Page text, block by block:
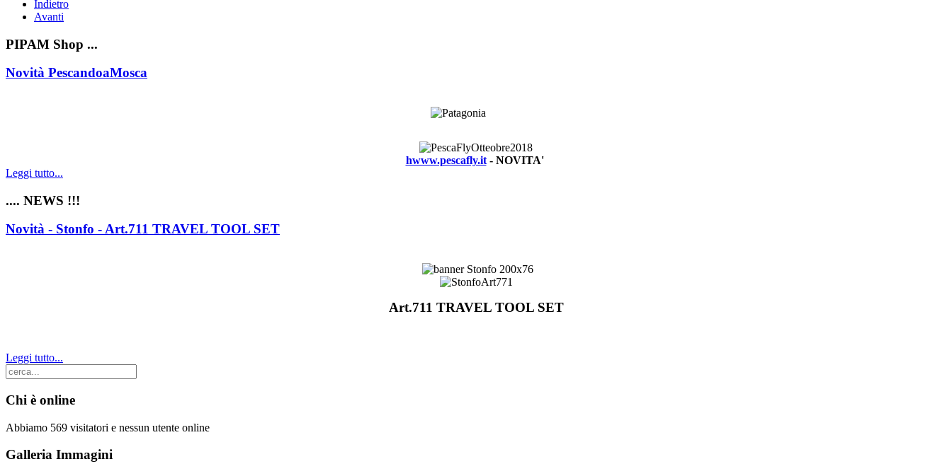
Indietro
Avanti
PIPAM Shop ...
Novità PescandoaMosca
hwww.pescafly.it- NOVITA'
Leggi tutto...
.... NEWS !!!
Novità - Stonfo - Art.711 TRAVEL TOOL SET
Art.711 TRAVEL TOOL SET
Leggi tutto...
Chi è online
Abbiamo 569 visitatori e nessun utente online
Galleria Immagini